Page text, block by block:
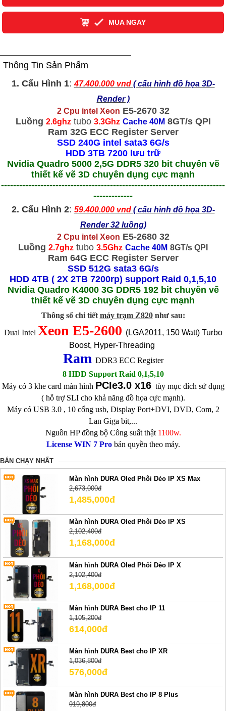
MUA NGAY
Thông Tin Sản Phẩm
1. Cấu Hình 1:47.400.000 vnd ( cấu hình đồ họa 3D-
Render )
2 Cpu intel Xeon E5-2670 32
Luồng 2.6ghztubo 3.3Ghz Cache 40M 8GT/s QPI
Ram 32G ECC Register Server
SSD 240G intel sata3 6G/s
HDD 3TB 7200 lưu trữ
Nvidia Quadro 5000 2,5G DDR5 320 bit chuyên vẽ
thiết kế vẽ 3D chuyên dụng cực mạnh
--------------------------------------------------------------------------
-------------
2. Cấu Hình 2: 59.400.000 vnd ( cấu hình đồ họa 3D-
Render 32 luồng)
2 Cpu intel Xeon E5-2680 32
Luồng 2.7ghz tubo 3.5Ghz Cache 40M 8GT/s QPI
Ram 64G ECC Register Server
SSD 512G sata3 6G/s
HDD 4TB ( 2X 2TB 7200rp) support Raid 0,1,5,10
Nvidia Quadro K4000 3G DDR5 192 bit chuyên vẽ
thiết kế vẽ 3D chuyên dụng cực mạnh
Thông số chi tiếtmáy trạm Z820như sau:
Dual Intel Xeon E5-2600 (LGA2011, 150 Watt) Turbo
Boost, Hyper-Threading
Ram DDR3 ECC Register
8 HDD Support Raid 0,1,5,10
Máy có 3 khe card màn hình PCIe3.0 x16tùy mục đích sử dụng
( hỗ trợ SLI cho khả năng đồ họa cực mạnh).
Máy có USB 3.0 , 10 cổng usb, Display Port+DVI, DVD, Com, 2
Lan Giga bit,...
Nguồn HP đồng bộ Công suất thật 1100w.
License WIN 7 Probản quyền theo máy.
BÁN CHẠY NHẤT
Màn hình DURA Oled Phôi Dẻo IP XS Max
2,673,000đ
1,485,000đ
Màn hình DURA Oled Phôi Dẻo IP XS
2,102,400đ
1,168,000đ
Màn hình DURA Oled Phôi Dẻo IP X
2,102,400đ
1,168,000đ
Màn hình DURA Best cho IP 11
1,105,200đ
614,000đ
Màn hình DURA Best cho IP XR
1,036,800đ
576,000đ
Màn hình DURA Best cho IP 8 Plus
919,800đ